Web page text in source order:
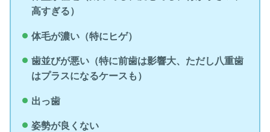
高すぎる）
体毛が濃い（特にヒゲ）
歯並びが悪い（特に前歯は影響大、ただし八重歯
はプラスになるケースも）
出っ歯
姿勢が良くない